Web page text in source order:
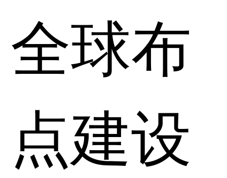
全球布
点建设